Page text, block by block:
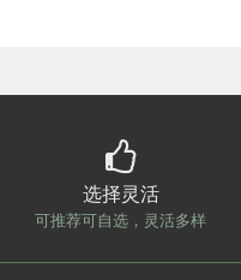
选择灵活
可推荐可自选，灵活多样